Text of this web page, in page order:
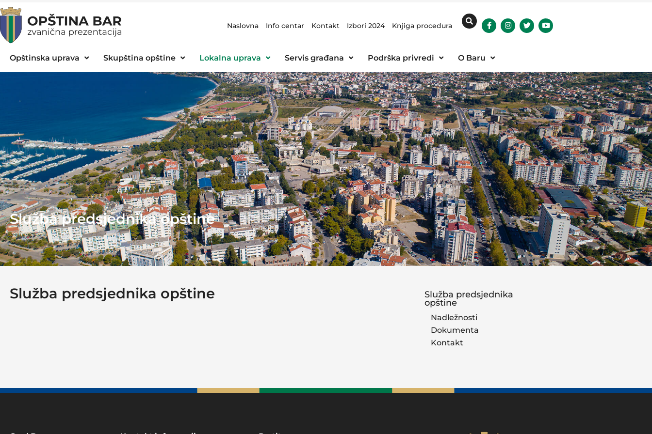
Naslovna Info centar Kontakt Izbori 2024 Knjiga procedura
Opštinska uprava Skupština opštine Lokalna uprava Servis građana Podrška privredi O Baru
Služba predsjednika opštine
Služba predsjednika opštine
Služba predsjednika
opštine
Nadležnosti
Dokumenta
Kontakt